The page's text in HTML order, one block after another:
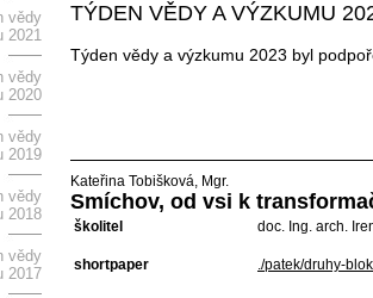
vědy
2021
vědy
2020
vědy
2019
vědy
2018
vědy
2017
TÝDEN VĚDY A VÝZKUMU
Týden vědy a výzkumu 2023 byl
Kateřina Tobišková, Mgr.
Smíchov, od vsi k
školitel doc. Ing. arch.
shortpaper ./patek/druhy-